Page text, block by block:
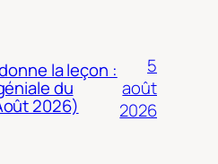
la leçon :
du
2026)
5
août
2026